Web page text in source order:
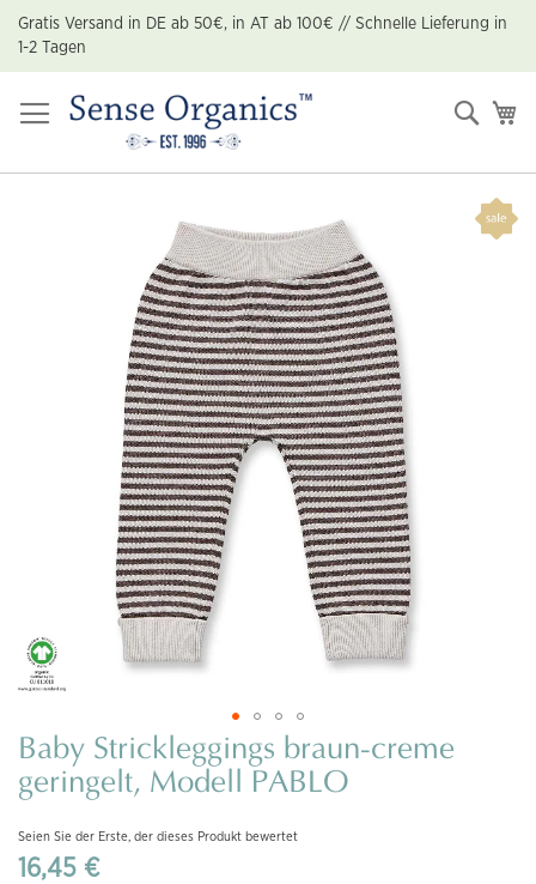
Zum
Inhalt
springen
Gratis Versand in DE ab 50€, in AT ab 100€ // Schnelle Lieferung in
1-2 Tagen
Suche
Zum
Anfang
der
springen
Baby Strickleggings braun-creme
geringelt, Modell PABLO
Seien Sie der Erste, der dieses Produkt bewertet
16,45 €